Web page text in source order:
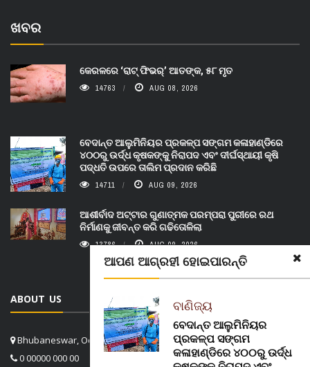
ଆପଣ ଆଗ୍ରହୀ ହୋଇପାରନ୍ତି
ବାଣିଜ୍ୟ
ବେଦାନ୍ତ ଆଲୁମିନିୟର
ପ୍ରକଳ୍ପ ସଙ୍ଗମ
କଳାହାଣ୍ଡିରେ ୪୦୦ରୁ ଉର୍ଦ୍ଧ
ଖବର
କେରଳରେ ‘ରାଟ୍ ଫିଭର୍’ ଆତଙ୍କ, ୫୮ ମୃତ
14763 AUG 08, 2026
ବେଦାନ୍ତ ଆଲୁମିନିୟର ପ୍ରକଳ୍ପ ସଙ୍ଗମ କଳାହାଣ୍ଡିରେ
୪୦୦ରୁ ଉର୍ଦ୍ଧ କୃଷକଙ୍କୁ ନିରାପଦ ଏବଂ ଦୀର୍ଘସ୍ଥାୟୀ କୃଷି
ପଦ୍ଧତି ଉପରେ ତାଲିମ ପ୍ରଦାନ କରିଛି
14711 AUG 09, 2026
ଆଶୀର୍ବାଦ ଅଟ୍ଟାର ଗୁଣାତ୍ମକ ପରମ୍ପରା ପୁରୀରେ ରଥ
ନିର୍ମାଣକୁ ଜୀବନ୍ତ କରି ଗଢିତୋଳିଲା
13786 AUG 09, 2026
ABOUT US
Bhubaneswar, Odisha, India
0 00000 000 00